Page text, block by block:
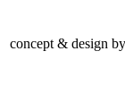
concept & design